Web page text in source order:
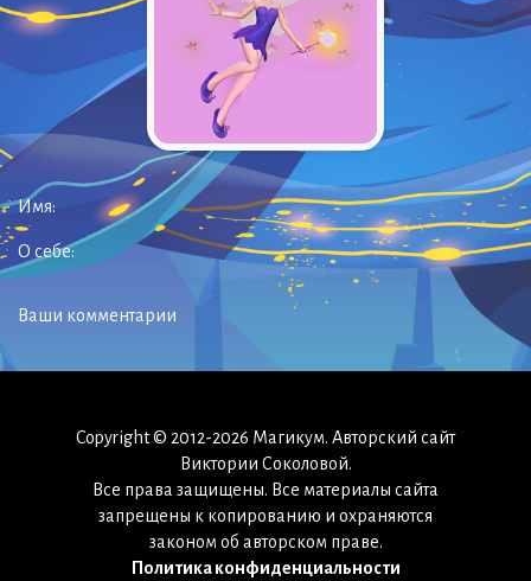
Имя:
О себе:
Ваши комментарии
Copyright © 2012-2026 Магикум. Авторский сайт
Виктории Соколовой.
Все права защищены. Все материалы сайта
запрещены к копированию и охраняются
законом об авторском праве.
Политика конфиденциальности